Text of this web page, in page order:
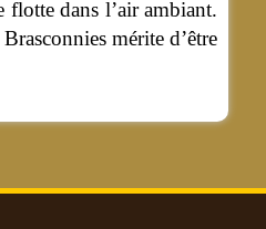
dans l’air ambiant.
mérite d’être